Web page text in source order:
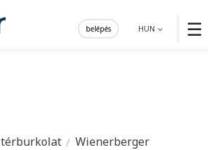
☰
HUN
belépés
térburkolat
Wienerberger